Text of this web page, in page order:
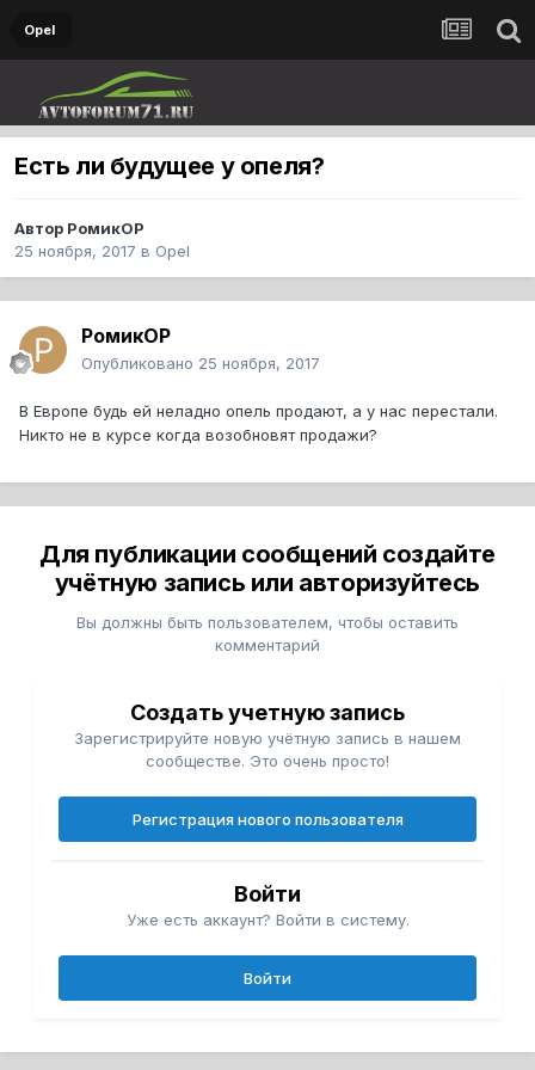
Opel
Есть ли будущее у опеля?
Автор РомикOP
25 ноября, 2017 в Opel
РомикOP
Опубликовано 25 ноября, 2017
В Европе будь ей неладно опель продают, а у нас перестали.
Никто не в курсе когда возобновят продажи?
Для публикации сообщений создайте
учётную запись или авторизуйтесь
Вы должны быть пользователем, чтобы оставить
комментарий
Создать учетную запись
Зарегистрируйте новую учётную запись в нашем
сообществе. Это очень просто!
Регистрация нового пользователя
Войти
Уже есть аккаунт? Войти в систему.
Войти